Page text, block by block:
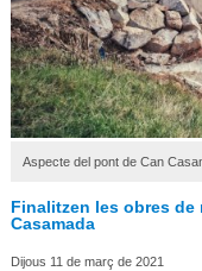
Aspecte del pont de Can
Finalitzen les obres
Casamada
Dijous 11 de març de 2021